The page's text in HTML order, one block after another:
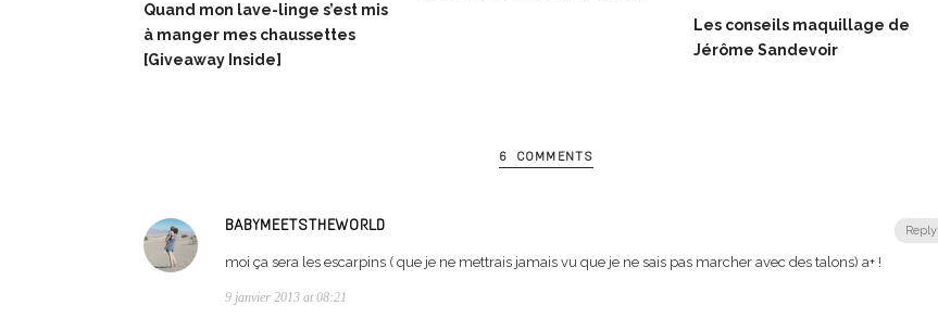
Quand mon lave-linge s’est mis
à manger mes chaussettes
[Giveaway Inside]
Les conseils maquillage de
Jérôme Sandevoir
6 COMMENTS
Reply
BABYMEETSTHEWORLD
moi ça sera les escarpins ( que je ne mettrais jamais vu que je ne sais pas marcher avec des talons) a+ !
9 janvier 2013 at 08:21